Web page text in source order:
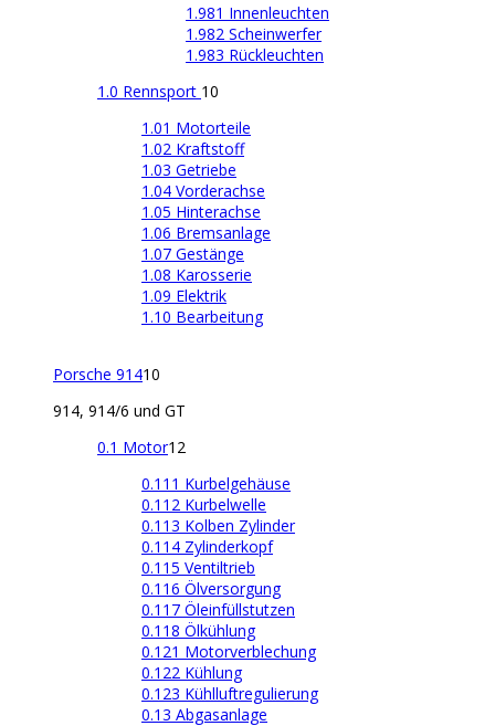
1.981 Innenleuchten
1.982 Scheinwerfer
1.983 Rückleuchten
1.0 Rennsport 10
1.01 Motorteile
1.02 Kraftstoff
1.03 Getriebe
1.04 Vorderachse
1.05 Hinterachse
1.06 Bremsanlage
1.07 Gestänge
1.08 Karosserie
1.09 Elektrik
1.10 Bearbeitung
Porsche 91410
914, 914/6 und GT
0.1 Motor12
0.111 Kurbelgehäuse
0.112 Kurbelwelle
0.113 Kolben Zylinder
0.114 Zylinderkopf
0.115 Ventiltrieb
0.116 Ölversorgung
0.117 Öleinfüllstutzen
0.118 Ölkühlung
0.121 Motorverblechung
0.122 Kühlung
0.123 Kühlluftregulierung
0.13 Abgasanlage